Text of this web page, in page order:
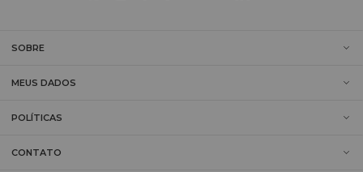
SOBRE
MEUS DADOS
POLÍTICAS
CONTATO